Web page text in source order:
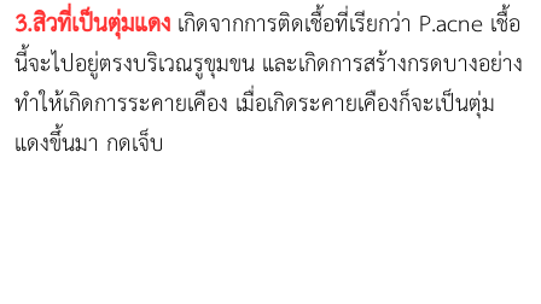
3.สิวที่เป็นตุ่มแดง เกิดจากการติดเชื้อที่เรียกว่า P.acne เชื้อ
นี้จะไปอยู่ตรงบริเวณรูขุมขน และเกิดการสร้างกรดบางอย่าง
ทำให้เกิดการระคายเคือง เมื่อเกิดระคายเคืองก็จะเป็นตุ่ม
แดงขึ้นมา กดเจ็บ